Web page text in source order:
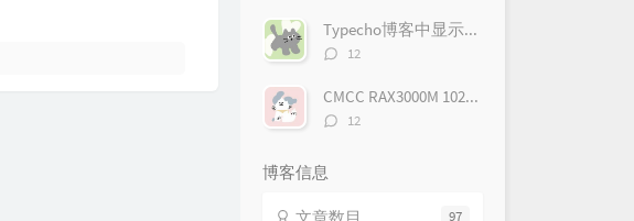
数：
Typecho博客中显示天气
评
数：
12
CMCC RAX3000M 1027普通版刷入iStoreOS
评
12
博客信息
97